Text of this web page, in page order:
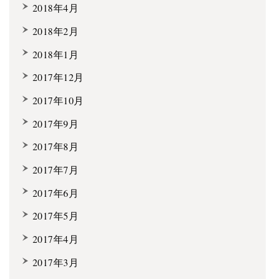
2018年4月
2018年2月
2018年1月
2017年12月
2017年10月
2017年9月
2017年8月
2017年7月
2017年6月
2017年5月
2017年4月
2017年3月